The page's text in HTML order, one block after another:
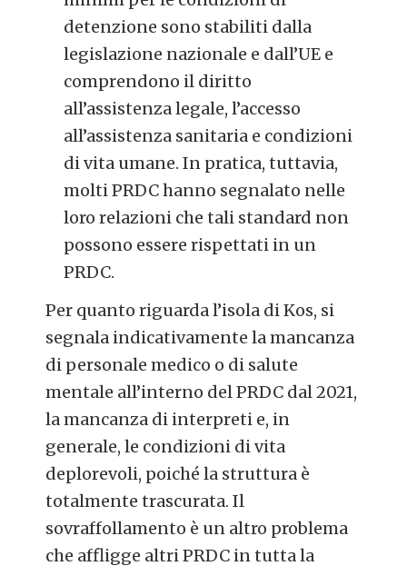
detenzione sono stabiliti dalla
legislazione nazionale e dall’UE e
comprendono il diritto
all’assistenza legale, l’accesso
all’assistenza sanitaria e condizioni
di vita umane. In pratica, tuttavia,
molti PRDC hanno segnalato nelle
loro relazioni che tali standard non
possono essere rispettati in un
PRDC.
Per quanto riguarda l’isola di Kos, si
segnala indicativamente la mancanza
di personale medico o di salute
mentale all’interno del PRDC dal 2021,
la mancanza di interpreti e, in
generale, le condizioni di vita
deplorevoli, poiché la struttura è
totalmente trascurata. Il
sovraffollamento è un altro problema
che affligge altri PRDC in tutta la